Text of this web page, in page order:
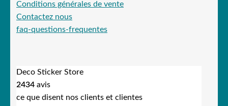
Conditions générales de vente
Contactez nous
faq-questions-frequentes
Deco Sticker Store
2434 avis
ce que disent nos clients et clientes